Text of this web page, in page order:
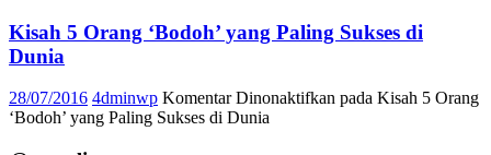
Kisah 5 Orang ‘Bodoh’ yang Paling Sukses di
Dunia
28/07/2016 4dminwp Komentar Dinonaktifkan pada Kisah 5 Orang
‘Bodoh’ yang Paling Sukses di Dunia